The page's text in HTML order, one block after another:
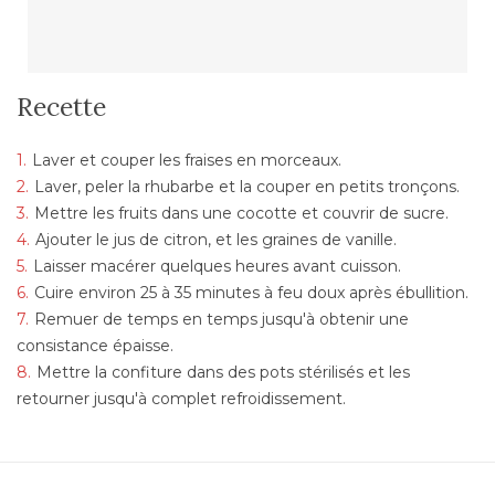
Recette
Laver et couper les fraises en morceaux.
Laver, peler la rhubarbe et la couper en petits tronçons.
Mettre les fruits dans une cocotte et couvrir de sucre.
Ajouter le jus de citron, et les graines de vanille.
Laisser macérer quelques heures avant cuisson.
Cuire environ 25 à 35 minutes à feu doux après ébullition.
Remuer de temps en temps jusqu'à obtenir une
consistance épaisse.
Mettre la confiture dans des pots stérilisés et les
retourner jusqu'à complet refroidissement.